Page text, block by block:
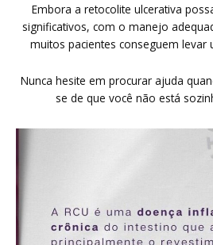
Embora a retocolite ulcerativa
significativos, com o manejo
muitos pacientes conseguem levar
Nunca hesite em procurar ajuda
se de que você não está